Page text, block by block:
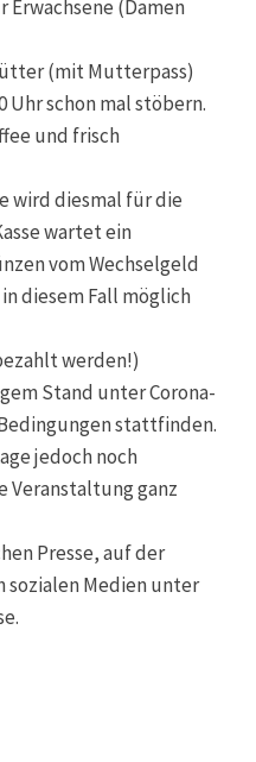
Erwachsene (Damen
(mit Mutterpass)
Uhr schon mal stöbern.
und frisch
wird diesmal für die
wartet ein
vom Wechselgeld
diesem Fall möglich
werden!)
Stand unter Corona-
stattfinden.
jedoch noch
Veranstaltung ganz
Presse, auf der
sozialen Medien unter